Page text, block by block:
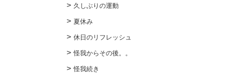
久しぶりの運動
夏休み
休日のリフレッシュ
怪我からその後。。
怪我続き